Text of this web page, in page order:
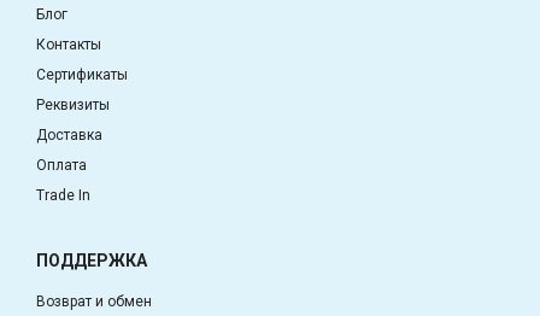
Блог
Контакты
Сертификаты
Реквизиты
Доставка
Оплата
Trade In
ПОДДЕРЖКА
Возврат и обмен